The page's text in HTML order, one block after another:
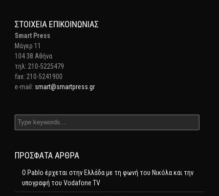
ΣΤΟΙΧΕΊΑ ΕΠΙΚΟΙΝΩΝΊΑΣ
Smart Press
Mάγερ 11
104 38 Αθήνα
τηλ: 210-5225479
fax: 210-5241900
e-mail: smart@smartpress.gr
ΠΡΌΣΦΑΤΑ ΆΡΘΡΑ
Ο Pablo έρχεται στην Ελλάδα με τη φωνή του Νικόλα και την
υπογραφή του Vodafone TV